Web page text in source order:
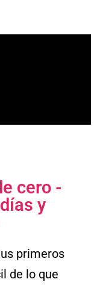
cero -
y
primeros
de lo que